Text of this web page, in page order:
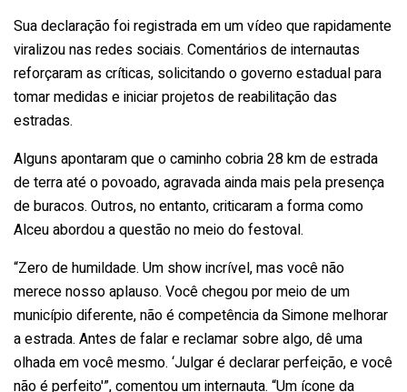
Sua declaração foi registrada em um vídeo que rapidamente
viralizou nas redes sociais. Comentários de internautas
reforçaram as críticas, solicitando o governo estadual para
tomar medidas e iniciar projetos de reabilitação das
estradas.
Alguns apontaram que o caminho cobria 28 km de estrada
de terra até o povoado, agravada ainda mais pela presença
de buracos. Outros, no entanto, criticaram a forma como
Alceu abordou a questão no meio do festoval.
“Zero de humildade. Um show incrível, mas você não
merece nosso aplauso. Você chegou por meio de um
município diferente, não é competência da Simone melhorar
a estrada. Antes de falar e reclamar sobre algo, dê uma
olhada em você mesmo. ‘Julgar é declarar perfeição, e você
não é perfeito'”, comentou um internauta. “Um ícone da